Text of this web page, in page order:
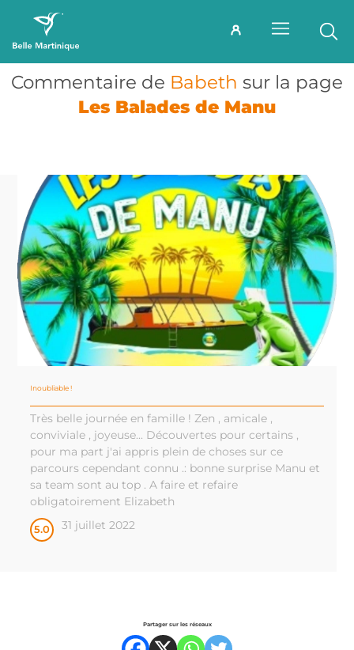
Commentaire de Babeth sur la page
Les Balades de Manu
Inoubliable !
Très belle journée en famille ! Zen , amicale ,
conviviale , joyeuse... Découvertes pour certains ,
pour ma part j'ai appris plein de choses sur ce
parcours cependant connu .: bonne surprise Manu et
sa team sont au top . A faire et refaire
obligatoirement Elizabeth
5.0 31 juillet 2022
Partager sur les réseaux